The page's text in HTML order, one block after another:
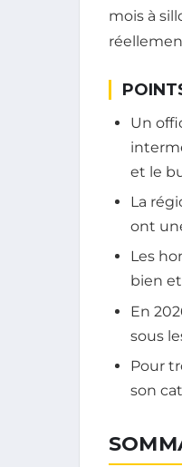
mois à
Un
et le
La
ont
Les
bien
En
sous
Pour
son